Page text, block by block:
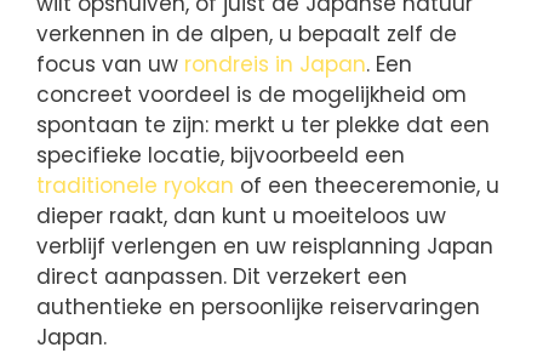
verkennen in de alpen, u bepaalt zelf de
focus van uw rondreis in Japan. Een
concreet voordeel is de mogelijkheid om
spontaan te zijn: merkt u ter plekke dat een
specifieke locatie, bijvoorbeeld een
traditionele ryokan of een theeceremonie, u
dieper raakt, dan kunt u moeiteloos uw
verblijf verlengen en uw reisplanning Japan
direct aanpassen. Dit verzekert een
authentieke en persoonlijke reiservaringen
Japan.